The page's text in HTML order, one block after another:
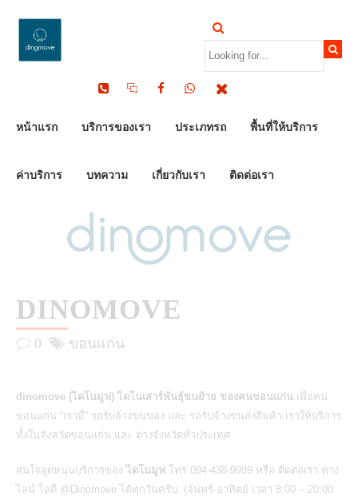
หน้าแรก บริการของเรา ประเภทรถ พื้นที่ให้บริการ
ค่าบริการ บทความ เกี่ยวกับเรา ติดต่อเรา
DINOMOVE
0 ขอนแก่น
dinomove (ไดโนมูฟ) ไดโนเสาร์พันธุ์ขนย้าย ของคนขอนแก่น เพื่อคน
ขอนแก่น “เรามี” รถรับจ้างขนของ และ รถรับจ้างขนส่งสินค้า เราให้บริการ
ทั้งในจังหวัดขอนแก่น และ ต่างจังหวัดทั่วประเทศ
สนใจอุดหนุนบริการของ ไดโนมูฟ โทร.094-438-9999 หรือ ติดต่อเรา ทาง
ไลน์ ไอดี @Dinomove ได้ทุกวันครับ. (จันทร์-อาทิตย์ เวลา 8:00 – 20:00